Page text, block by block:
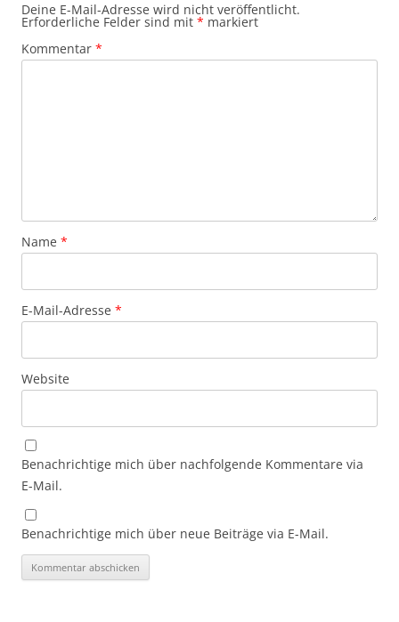
Deine E-Mail-Adresse wird nicht veröffentlicht.
Erforderliche Felder sind mit * markiert
Kommentar *
Name *
E-Mail-Adresse *
Website
Benachrichtige mich über nachfolgende Kommentare via
E-Mail.
Benachrichtige mich über neue Beiträge via E-Mail.